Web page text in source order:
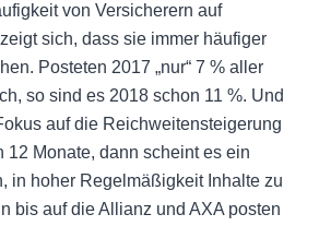
von Versicherern auf
sich, dass sie immer häufiger
Posteten 2017 „nur“ 7 % aller
so sind es 2018 schon 11 %. Und
auf die Reichweitensteigerung
12 Monate, dann scheint es ein
in hoher Regelmäßigkeit Inhalte zu
bis auf die Allianz und AXA posten